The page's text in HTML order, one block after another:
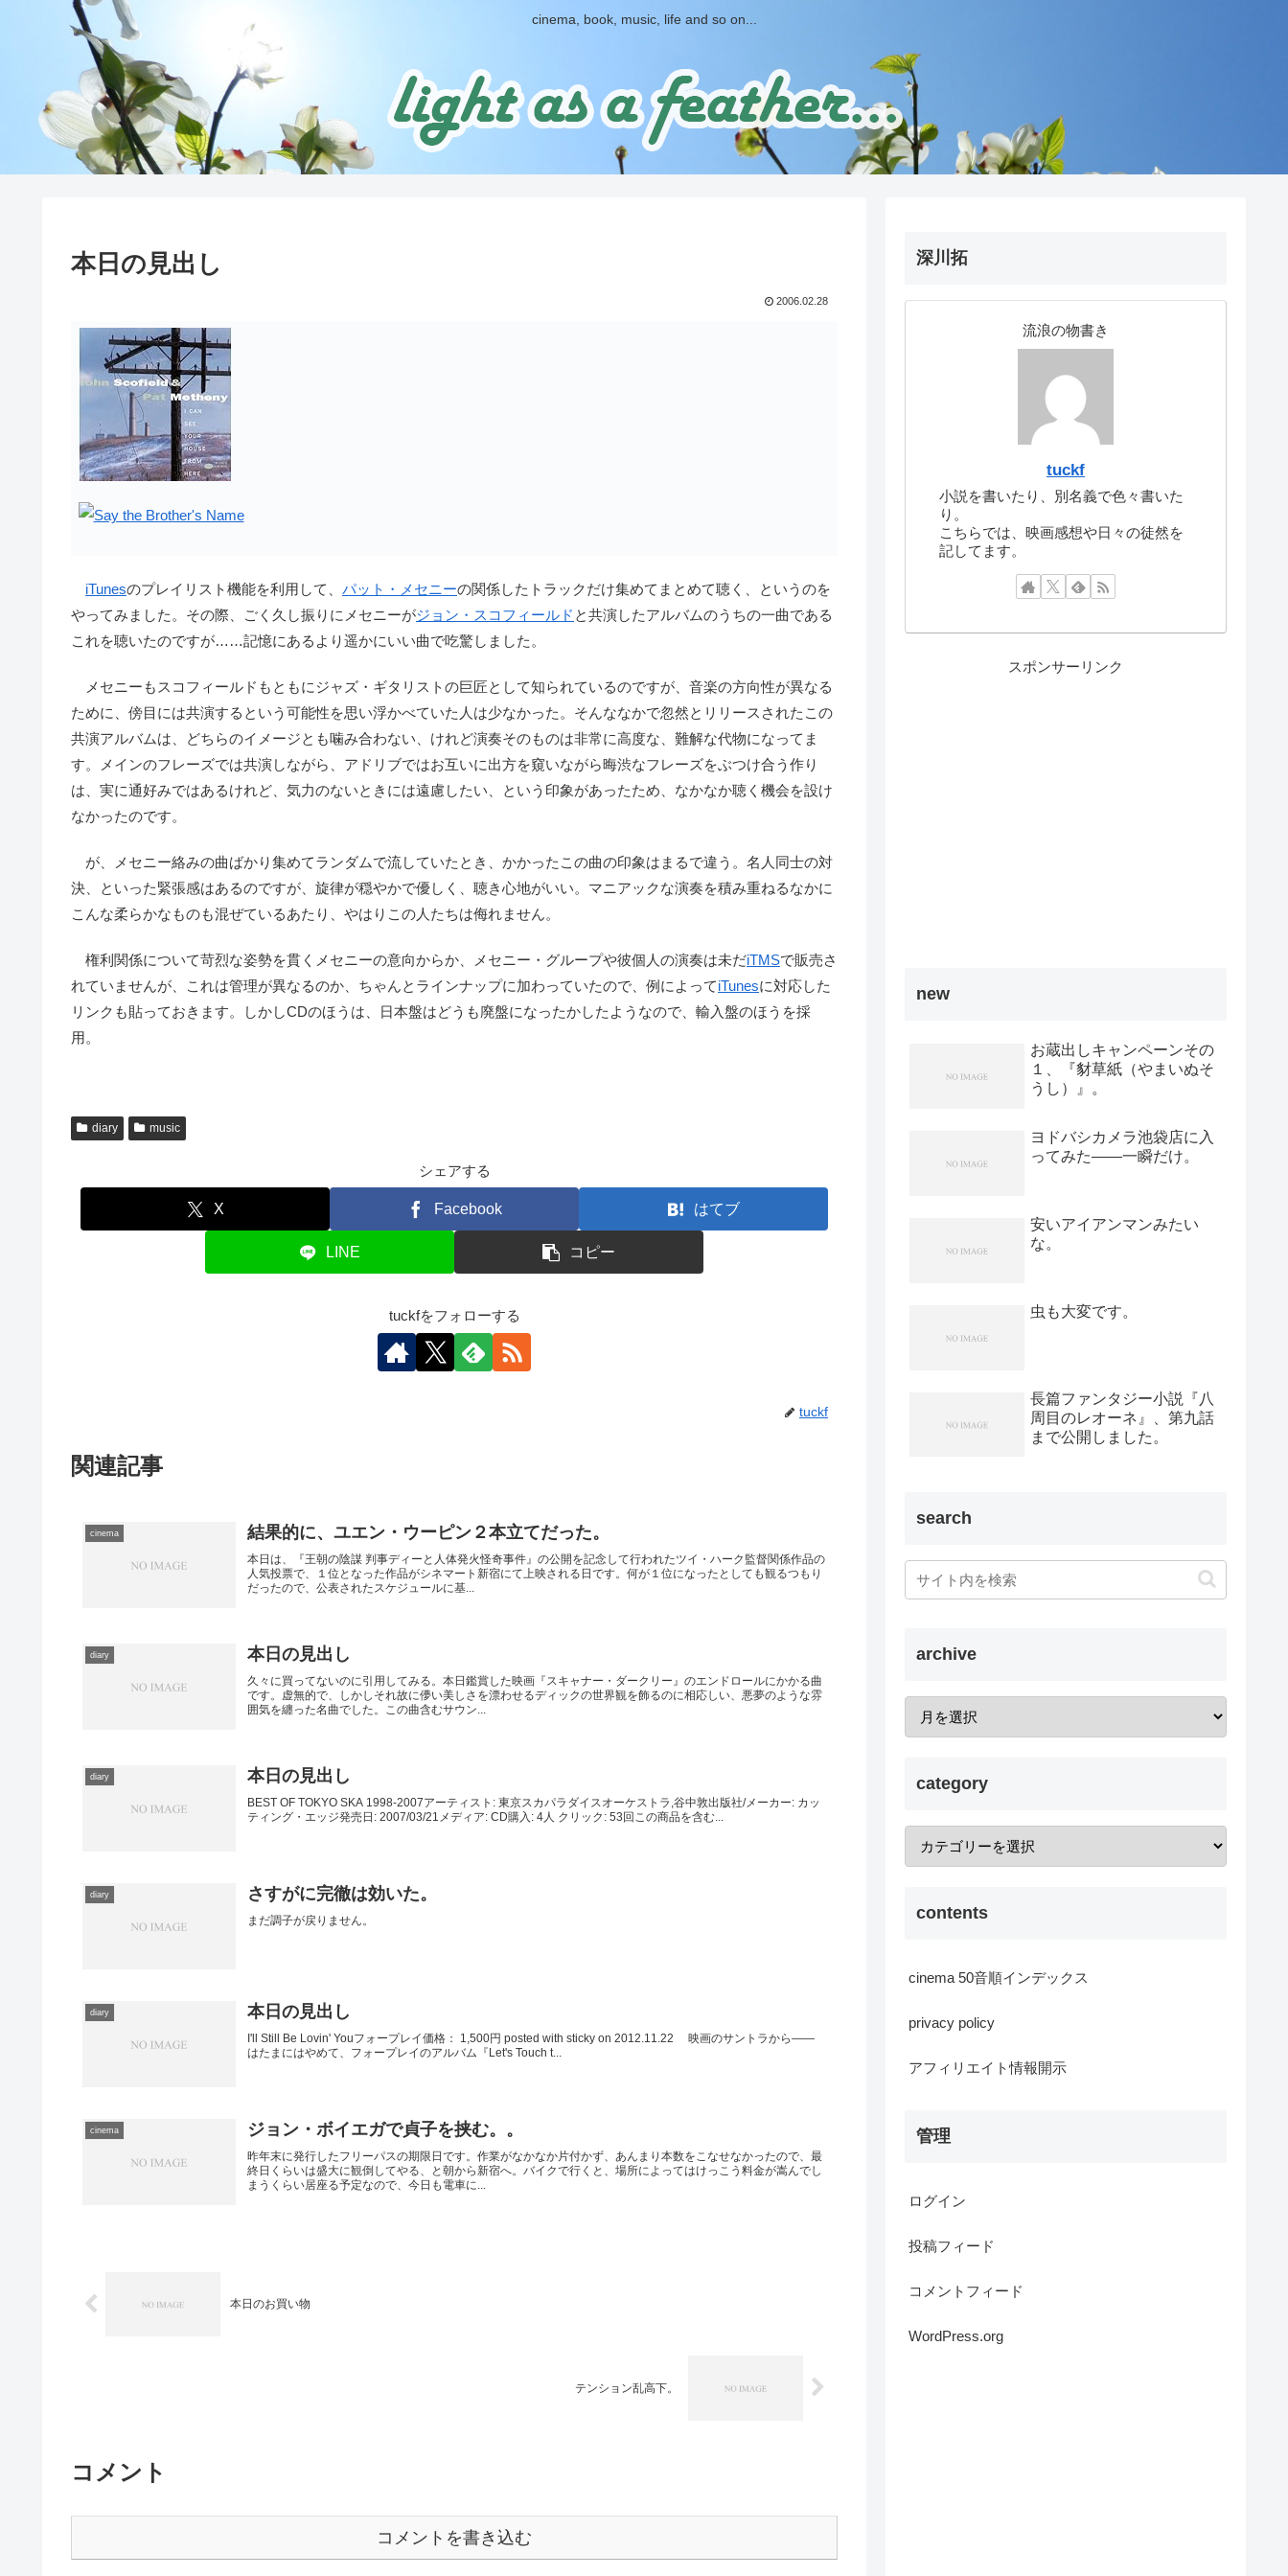
cinema, book, music, life and so on...
本日の見出し
2006.02.28
iTunesのプレイリスト機能を利用して、 パット・メセニーの関係したトラックだけ集めてまとめて聴く、というのを
やってみました。その際、ごく久し振りにメセニーがジョン・スコフィールド と共演したアルバムのうちの一曲である
これを聴いたのですが……記憶にあるより遥かにいい曲で吃驚しました。
メセニーもスコフィールドもともにジャズ・ギタリストの巨匠として知られているのですが、音楽の方向性が異なる
ために、傍目には共演するという可能性を思い浮かべていた人は少なかった。そんななかで忽然とリリースされたこの
共演アルバムは、どちらのイメージとも噛み合わない、けれど演奏そのものは非常に高度な、難解な代物になってま
す。メインのフレーズでは共演しながら、アドリブではお互いに出方を窺いながら晦渋なフレーズをぶつけ合う作り
は、実に通好みではあるけれど、気力のないときには遠慮したい、という印象があったため、なかなか聴く機会を設け
なかったのです。
が、メセニー絡みの曲ばかり集めてランダムで流していたとき、かかったこの曲の印象はまるで違う。名人同士の対
決、といった緊張感はあるのですが、旋律が穏やかで優しく、聴き心地がいい。マニアックな演奏を積み重ねるなかに
こんな柔らかなものも混ぜているあたり、やはりこの人たちは侮れません。
権利関係について苛烈な姿勢を貫くメセニーの意向からか、メセニー・グループや彼個人の演奏は未だiTMSで販売さ
れていませんが、これは管理が異なるのか、ちゃんとラインナップに加わっていたので、例によってiTunesに対応した
リンクも貼っておきます。しかしCDのほうは、日本盤はどうも廃盤になったかしたようなので、輸入盤のほうを採
用。
diary music
シェアする
X Facebook はてブ
LINE コピー
tuckfをフォローする
tuckf
関連記事
cinema 結果的に、ユエン・ウーピン２本立てだった。
本日は、『王朝の陰謀 判事ディーと人体発火怪奇事件』の公開を記念して行われたツイ・ハーク監督関係作品の
人気投票で、１位となった作品がシネマート新宿にて上映される日です。何が１位になったとしても観るつもり
だったので、公表されたスケジュールに基...
diary 本日の見出し
久々に買ってないのに引用してみる。本日鑑賞した映画『スキャナー・ダークリー』のエンドロールにかかる曲
です。虚無的で、しかしそれ故に儚い美しさを漂わせるディックの世界観を飾るのに相応しい、悪夢のような雰
囲気を纏った名曲でした。この曲含むサウン...
diary 本日の見出し
BEST OF TOKYO SKA 1998-2007アーティスト: 東京スカパラダイスオーケストラ,谷中敦出版社/メーカー: カッ
ティング・エッジ発売日: 2007/03/21メディア: CD購入: 4人 クリック: 53回この商品を含む...
diary さすがに完徹は効いた。
まだ調子が戻りません。
diary 本日の見出し
I'll Still Be Lovin' Youフォープレイ価格： 1,500円 posted with sticky on 2012.11.22 映画のサントラから――
はたまにはやめて、フォープレイのアルバム『Let's Touch t...
cinema ジョン・ボイエガで貞子を挟む。。
昨年末に発行したフリーパスの期限日です。作業がなかなか片付かず、あんまり本数をこなせなかったので、最
終日くらいは盛大に観倒してやる、と朝から新宿へ。バイクで行くと、場所によってはけっこう料金が嵩んでし
まうくらい居座る予定なので、今日も電車に...
本日のお買い物
テンション乱高下。
コメント
コメントを書き込む
深川拓
流浪の物書き
tuckf
小説を書いたり、別名義で色々書いた
り。
こちらでは、映画感想や日々の徒然を
記してます。
スポンサーリンク
new
お蔵出しキャンペーンその
１、『豺草紙（やまいぬそ
うし）』。
ヨドバシカメラ池袋店に入
ってみた――一瞬だけ。
安いアイアンマンみたい
な。
虫も大変です。
長篇ファンタジー小説『八
周目のレオーネ』、第九話
まで公開しました。
search
archive
category
contents
cinema 50音順インデックス
privacy policy
アフィリエイト情報開示
管理
ログイン
投稿フィード
コメントフィード
WordPress.org